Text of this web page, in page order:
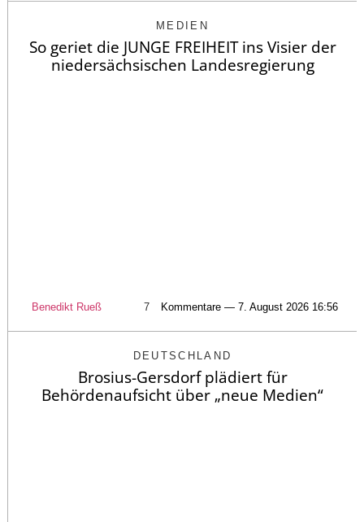
MEDIEN
So geriet die JUNGE FREIHEIT ins Visier der
niedersächsischen Landesregierung
Benedikt Rueß 7 Kommentare — 7. August 2026 16:56
DEUTSCHLAND
Brosius-Gersdorf plädiert für
Behördenaufsicht über „neue Medien“